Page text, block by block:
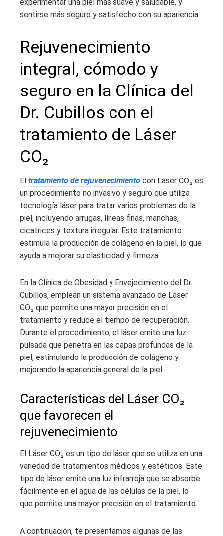
experimentar una piel más suave y saludable, y
sentirse más seguro y satisfecho con su apariencia.
Rejuvenecimiento
integral, cómodo y
seguro en la Clínica del
Dr. Cubillos con el
tratamiento de Láser
CO₂
El tratamiento de rejuvenecimiento con Láser CO₂ es
un procedimiento no invasivo y seguro que utiliza
tecnología láser para tratar varios problemas de la
piel, incluyendo arrugas, líneas finas, manchas,
cicatrices y textura irregular. Este tratamiento
estimula la producción de colágeno en la piel, lo que
ayuda a mejorar su elasticidad y firmeza.
En la Clínica de Obesidad y Envejecimiento del Dr.
Cubillos, emplean un sistema avanzado de Láser
CO₂ que permite una mayor precisión en el
tratamiento y reduce el tiempo de recuperación.
Durante el procedimiento, el láser emite una luz
pulsada que penetra en las capas profundas de la
piel, estimulando la producción de colágeno y
mejorando la apariencia general de la piel.
Características del Láser CO₂
que favorecen el
rejuvenecimiento
El Láser CO₂ es un tipo de láser que se utiliza en una
variedad de tratamientos médicos y estéticos. Este
tipo de láser emite una luz infrarroja que se absorbe
fácilmente en el agua de las células de la piel, lo
que permite una mayor precisión en el tratamiento.
A continuación, te presentamos algunas de las